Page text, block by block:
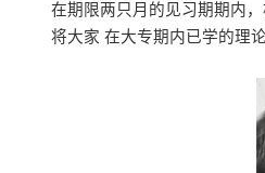
在期限两只月的见习期期内
将大家 在大专期内已学的理